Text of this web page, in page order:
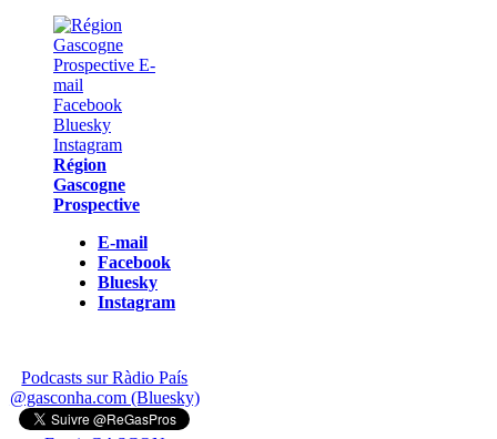
Région
Gascogne
Prospective
E-mail
Facebook
Bluesky
Instagram
Podcasts sur Ràdio País
@gasconha.com (Bluesky)